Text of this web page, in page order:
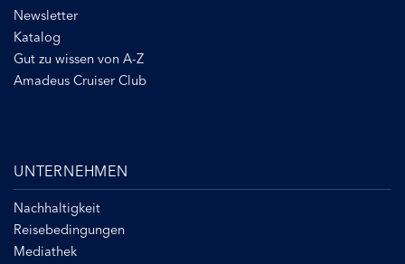
Newsletter
Katalog
Gut zu wissen von A-Z
Amadeus Cruiser Club
UNTERNEHMEN
Nachhaltigkeit
Reisebedingungen
Mediathek